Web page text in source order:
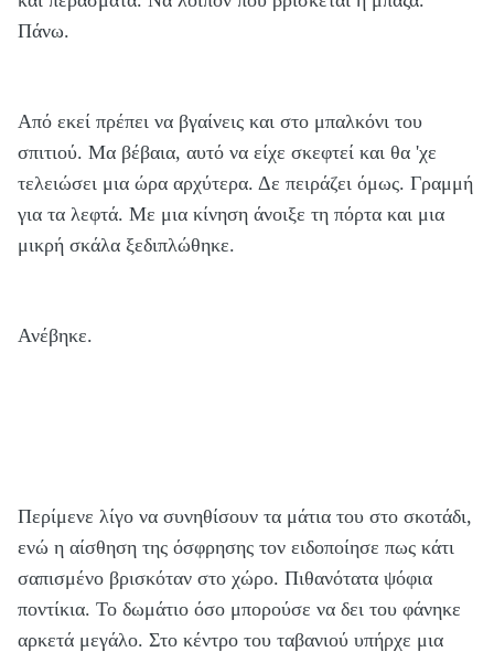
Πάνω.
Από εκεί πρέπει να βγαίνεις και στο μπαλκόνι του
σπιτιού. Μα βέβαια, αυτό να είχε σκεφτεί και θα 'χε
τελειώσει μια ώρα αρχύτερα. Δε πειράζει όμως. Γραμμή
για τα λεφτά. Με μια κίνηση άνοιξε τη πόρτα και μια
μικρή σκάλα ξεδιπλώθηκε.
Ανέβηκε.
Περίμενε λίγο να συνηθίσουν τα μάτια του στο σκοτάδι,
ενώ η αίσθηση της όσφρησης τον ειδοποίησε πως κάτι
σαπισμένο βρισκόταν στο χώρο. Πιθανότατα ψόφια
ποντίκια. Το δωμάτιο όσο μπορούσε να δει του φάνηκε
αρκετά μεγάλο. Στο κέντρο του ταβανιού υπήρχε μια